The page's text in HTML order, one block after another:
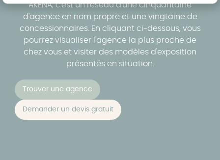
AKENA, c'est un réseau d'une cinquantaine
d'agence en nom propre et une vingtaine de
concessionnaires. En cliquant ci-dessous, vous
pourrez visualiser l'agence la plus proche de
chez vous et visiter des modèles d'exposition
présentés en situation.
Trouver une agence
Demander un devis gratuit